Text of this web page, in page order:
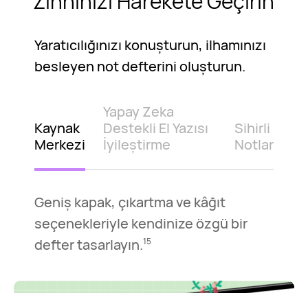
Yaratıcılığınızı konuşturun, ilhamınızı
besleyen not defterini oluşturun.
Kaynak
Merkezi
Yapay Zeka
Destekli El Yazısı
İyileştirme
Sihirli
Notlar
Geniş kapak, çıkartma ve kâğıt
seçenekleriyle kendinize özgü bir
defter tasarlayın.15